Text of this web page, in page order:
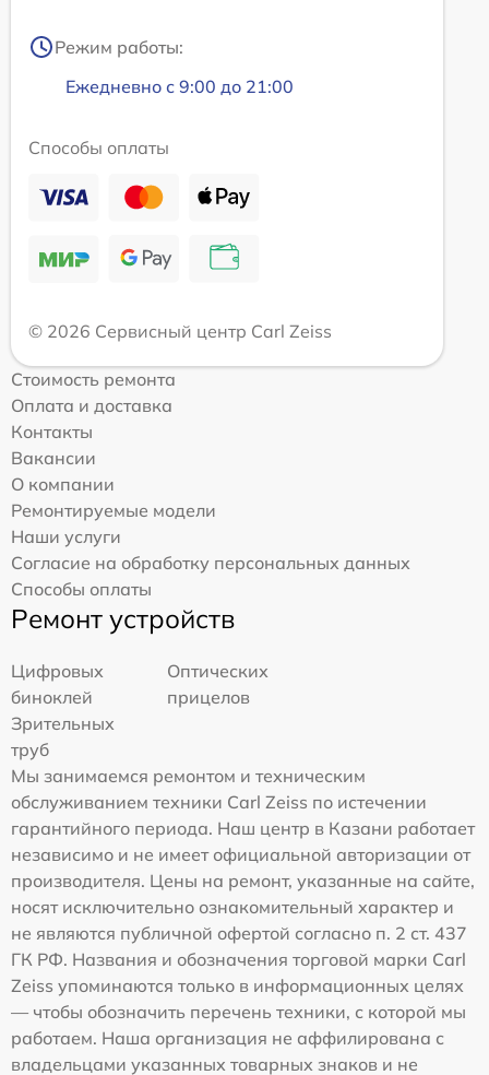
Режим работы:
Ежедневно с 9:00 до 21:00
Способы оплаты
© 2026 Сервисный центр Carl Zeiss
Стоимость ремонта
Оплата и доставка
Контакты
Вакансии
О компании
Ремонтируемые модели
Наши услуги
Согласие на обработку персональных данных
Способы оплаты
Ремонт устройств
Цифровых
биноклей
Оптических
прицелов
Зрительных
труб
Мы занимаемся ремонтом и техническим
обслуживанием техники Carl Zeiss по истечении
гарантийного периода. Наш центр в Казани работает
независимо и не имеет официальной авторизации от
производителя. Цены на ремонт, указанные на сайте,
носят исключительно ознакомительный характер и
не являются публичной офертой согласно п. 2 ст. 437
ГК РФ. Названия и обозначения торговой марки Carl
Zeiss упоминаются только в информационных целях
— чтобы обозначить перечень техники, с которой мы
работаем. Наша организация не аффилирована с
владельцами указанных товарных знаков и не